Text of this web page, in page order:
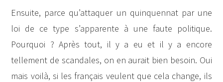
Ensuite, parce qu’attaquer un quinquennat par une
loi de ce type s’apparente à une faute politique.
Pourquoi ? Après tout, il y a eu et il y a encore
tellement de scandales, on en aurait bien besoin. Oui
mais voilà, si les français veulent que cela change, ils